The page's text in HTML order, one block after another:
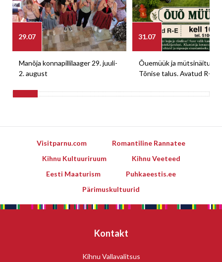
29.07
Manõja konnapillilaager 29. juuli-
2. august
31.07
Õuemüük ja mütsinäitus
Tõnise talus. Avatud R-E
Visitparnu.com
Romantiline Rannatee
Kihnu Kultuuriruum
Kihnu Veeteed
Eesti Maaturism
Puhkaeestis.ee
Pärimuskultuurid
Kontakt
Kihnu Vallavalitsus